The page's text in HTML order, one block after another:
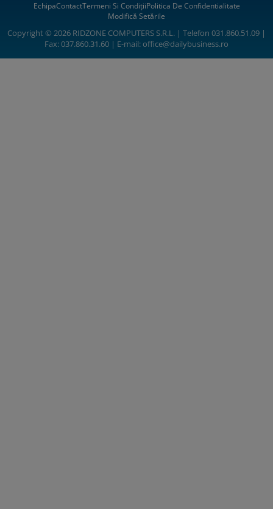
EchipaContactTermeni Si CondițiiPolitica De Confidentialitate
Modifică Setările
Copyright © 2026 RIDZONE COMPUTERS S.R.L. | Telefon 031.860.51.09 |
Fax: 037.860.31.60 | E-mail:office@dailybusiness.ro